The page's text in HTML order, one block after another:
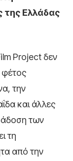
της Ελλάδας
Project δεν
φέτος
την
και άλλες
των
τη
από την